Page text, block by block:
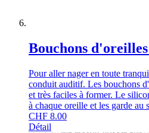
Bouchons
Pour aller nager en toute
conduit auditif. Les bouchons
et très faciles à former. Le
à chaque oreille et les garde au
CHF 8.00
Détail